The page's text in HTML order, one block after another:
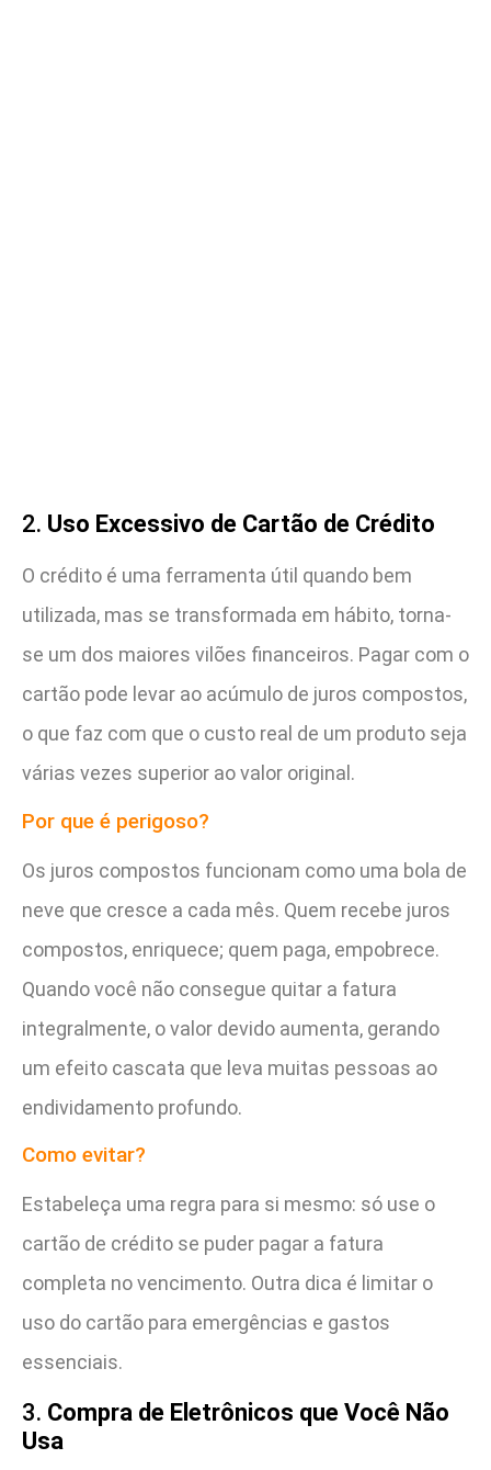
2. Uso Excessivo de Cartão de Crédito
O crédito é uma ferramenta útil quando bem
utilizada, mas se transformada em hábito, torna-
se um dos maiores vilões financeiros. Pagar com o
cartão pode levar ao acúmulo de juros compostos,
o que faz com que o custo real de um produto seja
várias vezes superior ao valor original.
Por que é perigoso?
Os juros compostos funcionam como uma bola de
neve que cresce a cada mês. Quem recebe juros
compostos, enriquece; quem paga, empobrece.
Quando você não consegue quitar a fatura
integralmente, o valor devido aumenta, gerando
um efeito cascata que leva muitas pessoas ao
endividamento profundo.
Como evitar?
Estabeleça uma regra para si mesmo: só use o
cartão de crédito se puder pagar a fatura
completa no vencimento. Outra dica é limitar o
uso do cartão para emergências e gastos
essenciais.
3. Compra de Eletrônicos que Você Não
Usa